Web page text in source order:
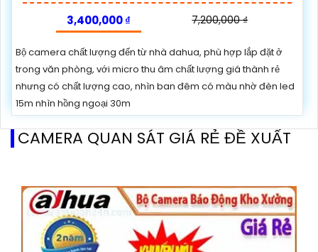
3,400,000 ₫ 7,200,000 ₫
Bộ camera chất lượng đến từ nhà dahua, phù hợp lắp đặt ở
trong văn phòng, với micro thu âm chất lượng giá thành rẻ
nhưng có chất lượng cao, nhìn ban đêm có màu nhờ đèn led
15m nhìn hồng ngoại 30m
CAMERA QUAN SÁT GIÁ RẺ ĐỀ XUẤT